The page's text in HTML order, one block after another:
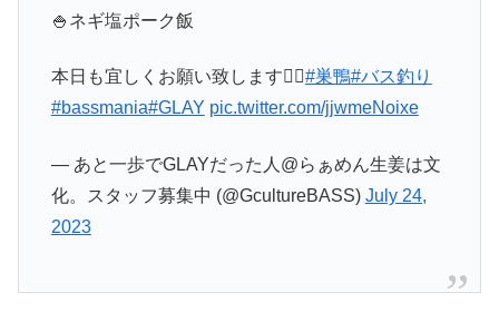
🍚ネギ塩ポーク飯
本日も宜しくお願い致します🙇‍♂️#巣鴨#バス釣り
#bassmania#GLAY pic.twitter.com/jjwmeNoixe
— あと一歩でGLAYだった人@らぁめん生姜は文
化。スタッフ募集中 (@GcultureBASS) July 24,
2023